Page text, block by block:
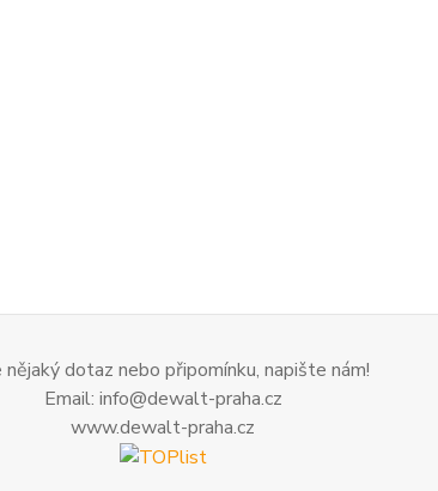
dotaz nebo připomínku, napište nám!
Email: info@dewalt-praha.cz
www.dewalt-praha.cz